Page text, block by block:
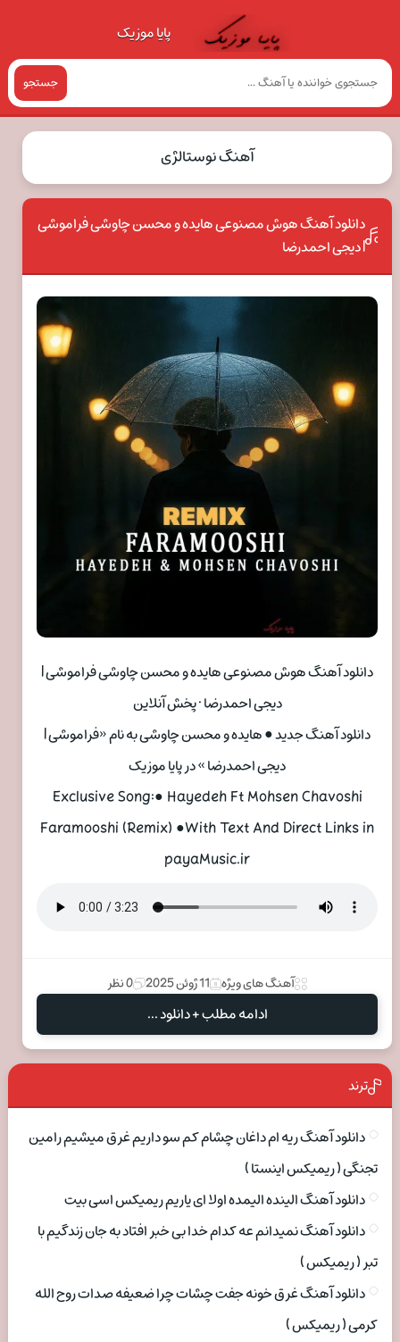
پایا موزیک
جستجو
آهنگ نوستالژی
دانلود آهنگ هوش مصنوعی هایده و محسن چاوشی فراموشی
| دیجی احمدرضا
دانلود آهنگ هوش مصنوعی هایده و محسن چاوشی فراموشی |
دیجی احمدرضا • پخش آنلاین
دانلود آهنگ جدید ● هایده و محسن چاوشی به نام «فراموشی |
دیجی احمدرضا » در پایا موزیک
Exclusive Song:● Hayedeh Ft Mohsen Chavoshi
Faramooshi (Remix) ●With Text And Direct Links in
payaMusic.ir
آهنگ های ویژه 11 ژوئن 2025 0 نظر
ادامه مطلب + دانلود ...
ترند
دانلود آهنگ ریه ام داغان چشام کم سو داریم غرق میشیم رامین
تجنگی ( ریمیکس اینستا )
دانلود آهنگ الینده الیمده اولا ای یاریم ریمیکس اسی بیت
دانلود آهنگ نمیدانم عه کدام خدا بی خبر افتاد به جان زندگیم با
تبر ( ریمیکس )
دانلود آهنگ غرق خونه جفت چشات چرا ضعیفه صدات روح الله
کرمی ( ریمیکس )